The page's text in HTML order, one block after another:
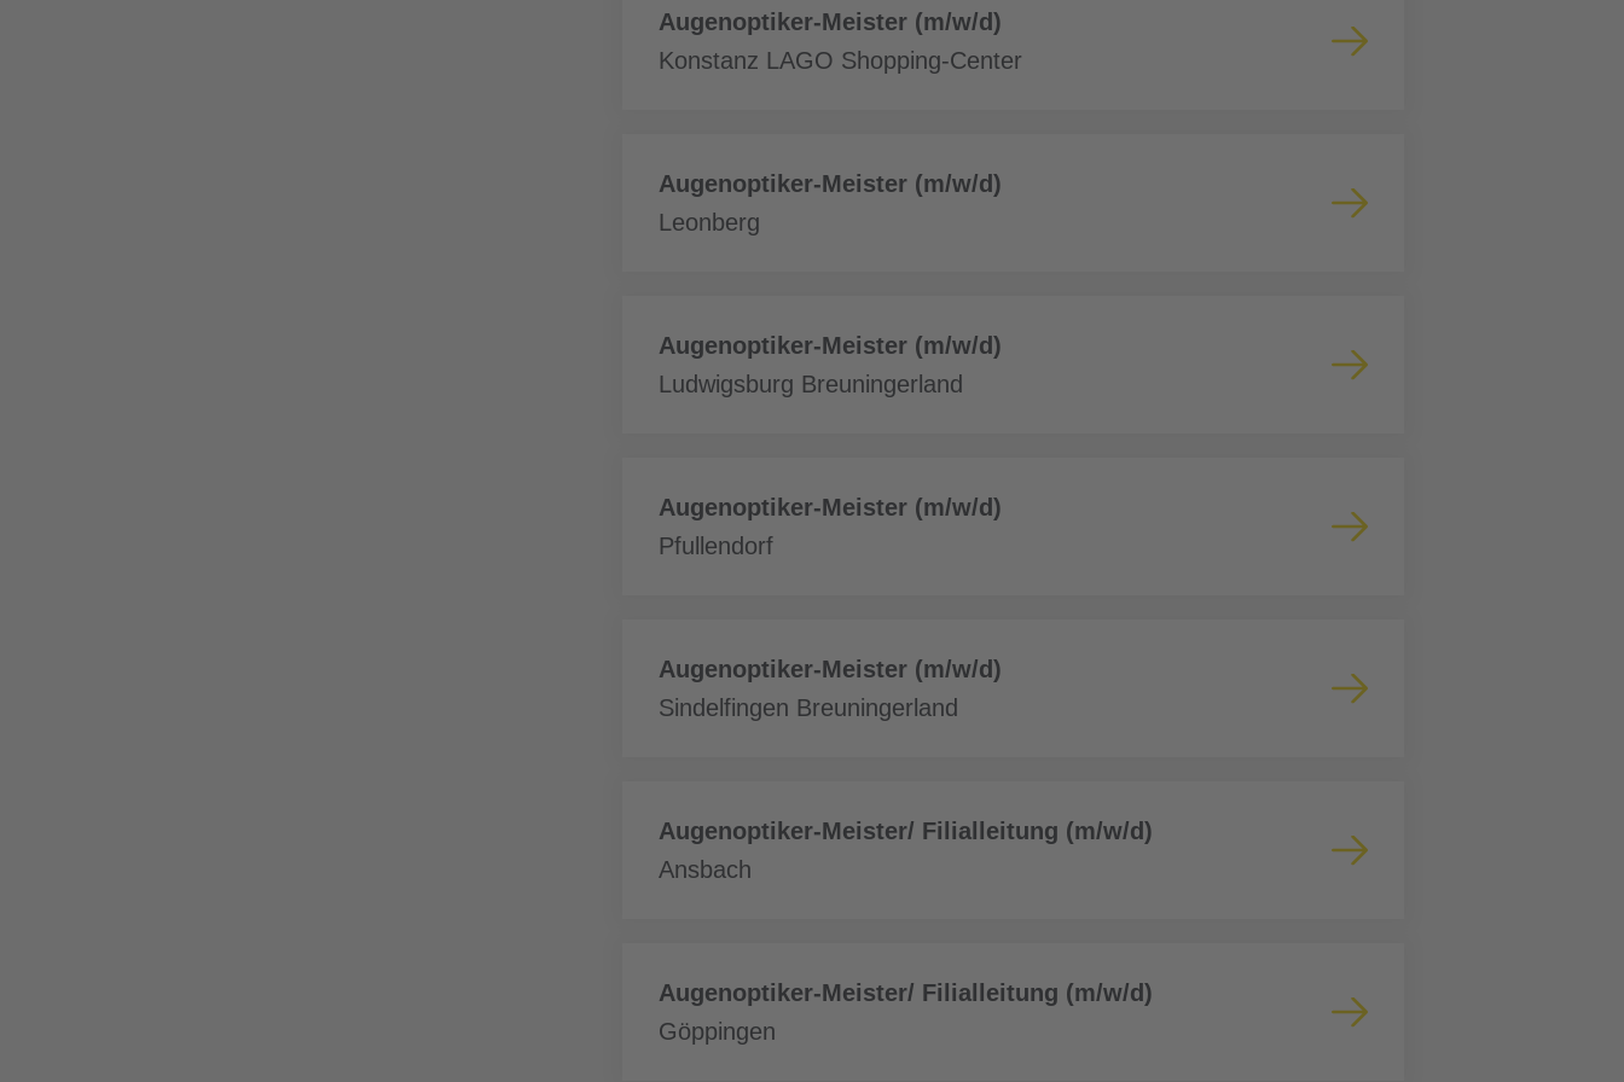
Daha
fazla
Augenoptiker-Meister (m/w/d)
Konstanz LAGO Shopping-Center
Daha
fazla
Augenoptiker-Meister (m/w/d)
Leonberg
Daha
fazla
Augenoptiker-Meister (m/w/d)
Ludwigsburg Breuningerland
Daha
fazla
Augenoptiker-Meister (m/w/d)
Pfullendorf
Daha
fazla
Augenoptiker-Meister (m/w/d)
Sindelfingen Breuningerland
Daha
fazla
Augenoptiker-Meister/ Filialleitung (m/w/d)
Ansbach
Daha
fazla
Augenoptiker-Meister/ Filialleitung (m/w/d)
Göppingen